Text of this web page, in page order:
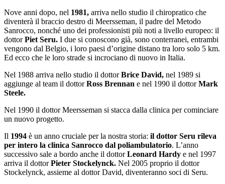
Nove anni dopo, nel 1981, arriva nello studio il chiropratico che
diventerà il braccio destro di Meersseman, il padre del Metodo
Sanrocco, nonché uno dei professionisti più noti a livello europeo: il
dottorPiet Seru. I due si conoscono già, sono conterranei, entrambi
vengono dal Belgio, i loro paesi d’origine distano tra loro solo 5 km.
Ed ecco che le loro strade si incrociano di nuovo in Italia.
Nel 1988 arriva nello studio il dottorBrice David, nel 1989 si
aggiunge al team il dottorRoss Brennan e nel 1990 il dottorMark
Steele.
Nel 1990 il dottor Meersseman si stacca dalla clinica per cominciare
un nuovo progetto.
Il 1994 è un anno cruciale per la nostra storia: il dottor Seru rileva
per intero la clinica Sanrocco dal poliambulatorio. L’anno
successivo sale a bordo anche il dottorLeonard Hardy e nel 1997
arriva il dottorPieter Stockelynck. Nel 2005 proprio il dottor
Stockelynck, assieme al dottor David, diventeranno soci di Seru.